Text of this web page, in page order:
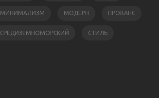
МИНИМАЛИЗМ МОДЕРН ПРОВАНС
СРЕДИЗЕМНОМОРСКИЙ СТИЛЬ